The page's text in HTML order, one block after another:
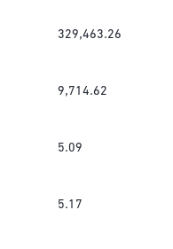
329,463.26
9,714.62
5.09
5.17